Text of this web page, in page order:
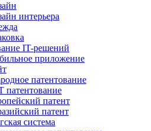
интерьера
IT-решений
приложение
патентование
патентование
патент
патент
система